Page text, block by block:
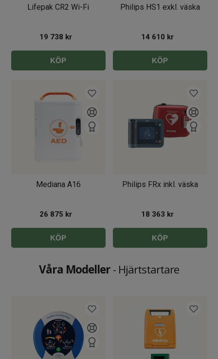
Lifepak CR2 Wi-Fi
19 738 kr
KÖP
Philips HS1 exkl. väska
14 610 kr
KÖP
Mediana A16
26 875 kr
KÖP
Philips FRx inkl. väska
18 363 kr
KÖP
Våra Modeller- Hjärtstartare